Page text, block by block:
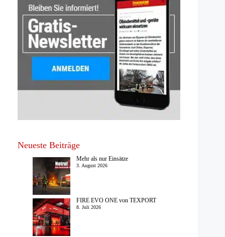
Neueste Beiträge
Mehr als nur Einsätze
3. August 2026
FIRE EVO ONE von TEXPORT
8. Juli 2026